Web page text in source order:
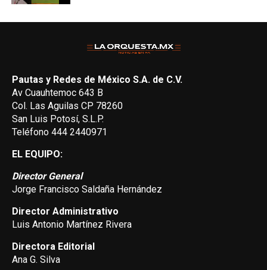
Pautas y Redes de México S.A. de C.V.
Av Cuauhtemoc 643 B
Col. Las Aguilas CP 78260
San Luis Potosí, S.L.P.
Teléfono 444 2440971
EL EQUIPO:
Director General
Jorge Francisco Saldaña Hernández
Director Administrativo
Luis Antonio Martínez Rivera
Directora Editorial
Ana G. Silva